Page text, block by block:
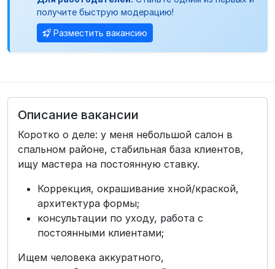
получите быструю модерацию!
Разместить вакансию
Описание вакансии
Коротко о деле: у меня небольшой салон в
спальном районе, стабильная база клиентов,
ищу мастера на постоянную ставку.
Коррекция, окрашивание хной/краской,
архитектура формы;
консультации по уходу, работа с
постоянными клиентами;
Ищем человека аккуратного,